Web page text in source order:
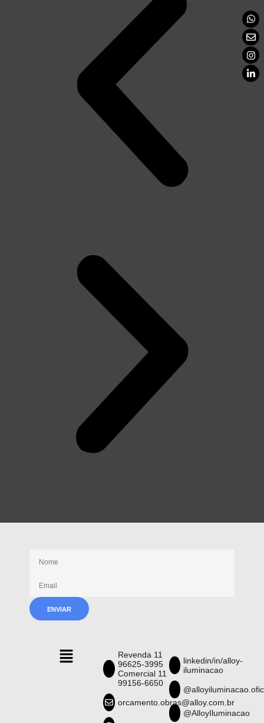
Revenda 11
96625-3995
Comercial 11
99156-6650
orcamento.obras@alloy.com.br
linkedin/in/alloy-
iluminacao
@AlloyIluminacao